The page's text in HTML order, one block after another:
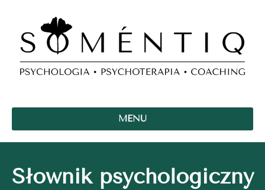
MENU
Słownik psychologiczny